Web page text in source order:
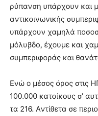
ρύπανση υπάρχουν και
αντικοινωνικής
υπάρχουν χαμηλά
μόλυβδο, έχουμε και
συμπεριφοράς και
Eνώ ο μέσος όρος στις
100.000 κατοίκους σ’
τα 216. Aντίθετα σε